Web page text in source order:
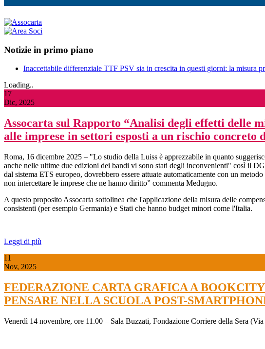
Notizie in primo piano
Inaccettabile differenziale TTF PSV sia in crescita in questi giorni: la misura
Loading..
17
Dic, 2025
Assocarta sul Rapporto “Analisi degli effetti delle
alle imprese in settori esposti a un rischio
Roma, 16 dicembre 2025 – "Lo studio della Luiss è apprezzabile in quanto
anche nelle ultime due edizioni dei bandi vi sono stati degli inconvenienti" così il
dal sistema ETS europeo, dovrebbero essere attuate automaticamente con un
non intercettare le imprese che ne hanno diritto” commenta Medugno.
A questo proposito Assocarta sottolinea che l'applicazione della misura delle
consistenti (per esempio Germania) e Stati che hanno budget minori come l'Italia.
Leggi di più
11
Nov, 2025
FEDERAZIONE CARTA GRAFICA A
PENSARE NELLA SCUOLA POST-
Venerdì 14 novembre, ore 11.00 – Sala Buzzati, Fondazione Corriere della Sera